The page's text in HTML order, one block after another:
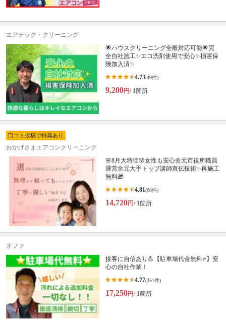
エアテック・クリーニング
🌟ハウスクリーニング全般対応可能🌟完
全自社施工✨エコ洗剤使用で安心✨損害保
険加入済✨
4.73(49件)
9,200円/ 1箇所
口コミ投稿で特典あり
おかげさまエアコンクリーニング
🌸8月大特価🌸女性も安心🌼元市役所職員
運営🌼元大手トップ講師直伝技術✨再施工
無料🎁
4.81(80件)
14,720円/ 1箇所
オファ
接客に自信あり💪【駐車場代金無料⭐️】安
心の自社作業！
4.77(351件)
17,250円/ 1箇所